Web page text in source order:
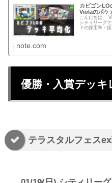
カビゴンLO
Violaのポケ
こんにちは、
シティリーグ
ドの採用率・
note.com
優勝・入賞デッ
テラスタルフェス